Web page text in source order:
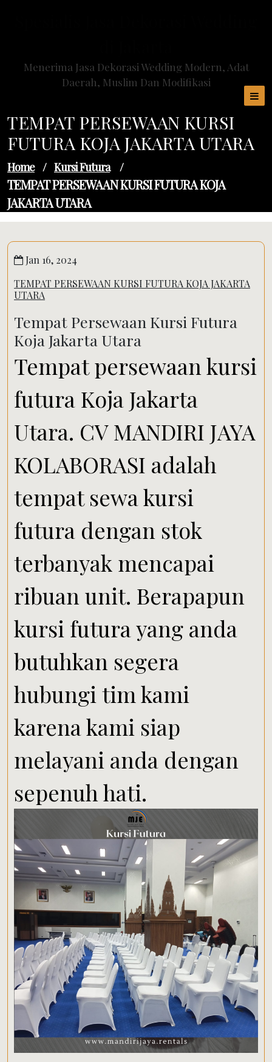
Menerima Jasa Dekorasi Wedding Modern, Adat
Daerah, Muslim Dan Modifikasi
TEMPAT PERSEWAAN KURSI
FUTURA KOJA JAKARTA UTARA
Home / Kursi Futura /
TEMPAT PERSEWAAN KURSI FUTURA KOJA
JAKARTA UTARA
Jan 16, 2024
TEMPAT PERSEWAAN KURSI FUTURA KOJA JAKARTA
UTARA
Tempat Persewaan Kursi Futura
Koja Jakarta Utara
Tempat persewaan kursi
futura Koja Jakarta
Utara. CV MANDIRI JAYA
KOLABORASI adalah
tempat sewa kursi
futura dengan stok
terbanyak mencapai
ribuan unit. Berapapun
kursi futura yang anda
butuhkan segera
hubungi tim kami
karena kami siap
melayani anda dengan
sepenuh hati.